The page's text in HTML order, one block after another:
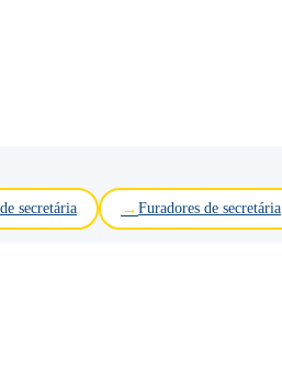
secretária Furadores de secretária